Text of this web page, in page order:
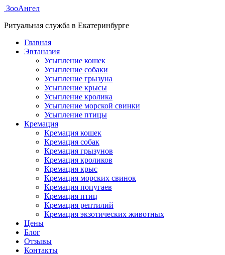
ЗооАнгел
Ритуальная служба в Екатеринбурге
Главная
Эвтаназия
Усыпление кошек
Усыпление собаки
Усыпление грызуна
Усыпление крысы
Усыпление кролика
Усыпление морской свинки
Усыпление птицы
Кремация
Кремация кошек
Кремация собак
Кремация грызунов
Кремация кроликов
Кремация крыс
Кремация морских свинок
Кремация попугаев
Кремация птиц
Кремация рептилий
Кремация экзотических животных
Цены
Блог
Отзывы
Контакты